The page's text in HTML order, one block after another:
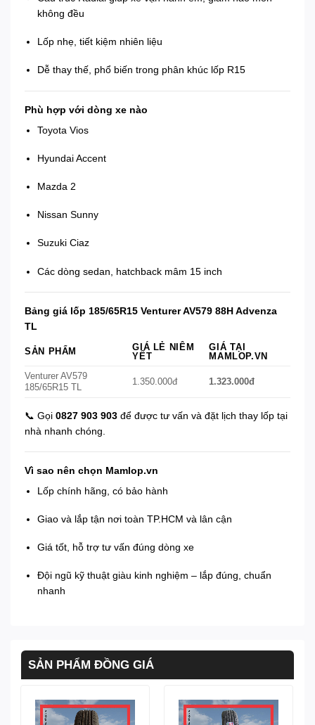
không đều
Lốp nhẹ, tiết kiệm nhiên liệu
Dễ thay thế, phổ biến trong phân khúc lốp R15
Phù hợp với dòng xe nào
Toyota Vios
Hyundai Accent
Mazda 2
Nissan Sunny
Suzuki Ciaz
Các dòng sedan, hatchback mâm 15 inch
Bảng giá lốp 185/65R15 Venturer AV579 88H Advenza
TL
SẢN PHẨM
GIÁ LẺ NIÊM
YẾT
GIÁ TẠI
MAMLOP.VN
Venturer AV579
185/65R15 TL
1.350.000đ 1.323.000đ
📞 Gọi 0827 903 903 để được tư vấn và đặt lịch thay lốp tại
nhà nhanh chóng.
Vì sao nên chọn Mamlop.vn
Lốp chính hãng, có bảo hành
Giao và lắp tận nơi toàn TP.HCM và lân cận
Giá tốt, hỗ trợ tư vấn đúng dòng xe
Đội ngũ kỹ thuật giàu kinh nghiệm – lắp đúng, chuẩn
nhanh
SẢN PHẨM ĐỒNG GIÁ